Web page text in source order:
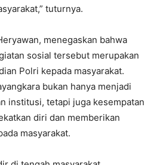
tuturnya.
menegaskan bahwa
sosial tersebut merupakan
Polri kepada masyarakat.
bukan hanya menjadi
institusi, tetapi juga kesempatan
diri dan memberikan
masyarakat.